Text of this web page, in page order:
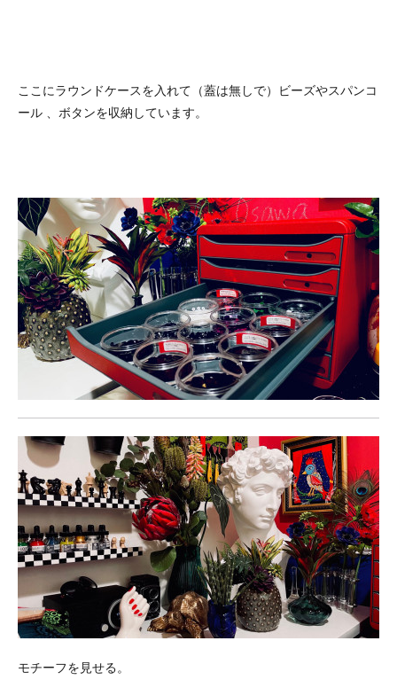
ここにラウンドケースを入れて（蓋は無しで）ビーズやスパンコ
ール 、ボタンを収納しています。
モチーフを見せる。